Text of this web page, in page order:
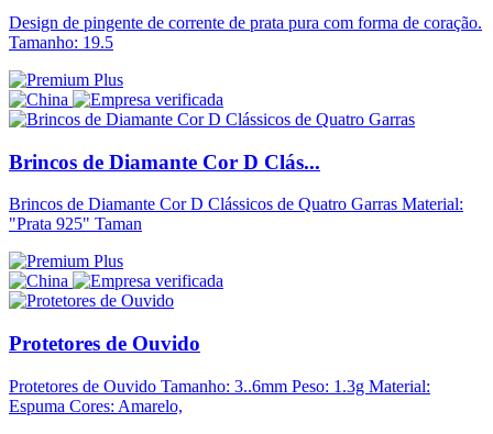
Design de pingente de corrente de prata pura com forma de coração.
Tamanho: 19.5
Brincos de Diamante Cor D Clás...
Brincos de Diamante Cor D Clássicos de Quatro Garras Material:
"Prata 925" Taman
Protetores de Ouvido
Protetores de Ouvido Tamanho: 3..6mm Peso: 1.3g Material:
Espuma Cores: Amarelo,